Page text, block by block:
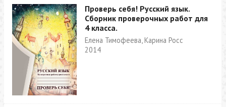
Проверь себя! Русский язык.
Сборник проверочных работ для
4 класса.
Елена Тимофеева, Карина Росс
2014